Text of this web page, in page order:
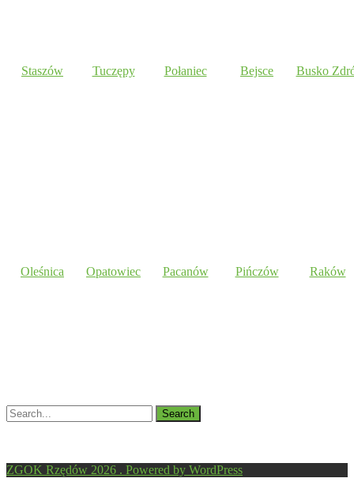
Staszów Tuczępy Połaniec Bejsce Busko
Oleśnica Opatowiec Pacanów Pińczów Raków
ZGOK Rzędów 2026 . Powered by WordPress